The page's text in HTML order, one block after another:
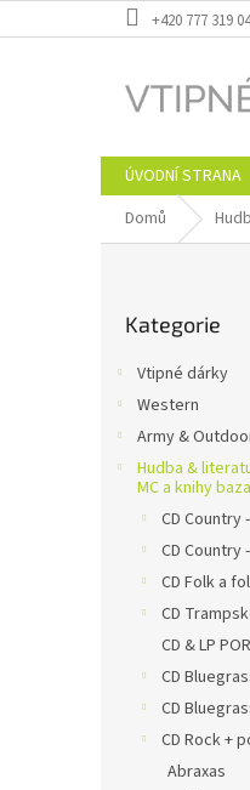
na
+420 777 319
ÚVODNÍ STRANA
Domů
kategorie
Kategorie
Vtipné dárky
Western
Army &
Hudba &
MC a knihy
CD
CD
CD Folk a
CD
CD & LP
CD
CD
CD Rock +
Abraxas